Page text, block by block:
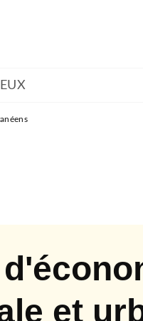
et